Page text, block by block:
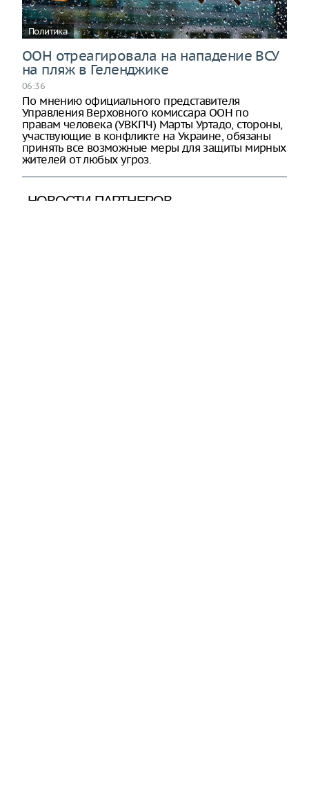
Политика
ООН отреагировала на нападение ВСУ
на пляж в Геленджике
06:36
По мнению официального представителя
Управления Верховного комиссара ООН по
правам человека (УВКПЧ) Марты Уртадо, стороны,
участвующие в конфликте на Украине, обязаны
принять все возможные меры для защиты мирных
жителей от любых угроз.